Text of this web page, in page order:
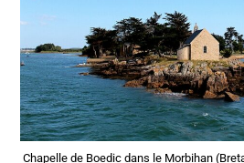
Chapelle de Boedic dans le Morbihan